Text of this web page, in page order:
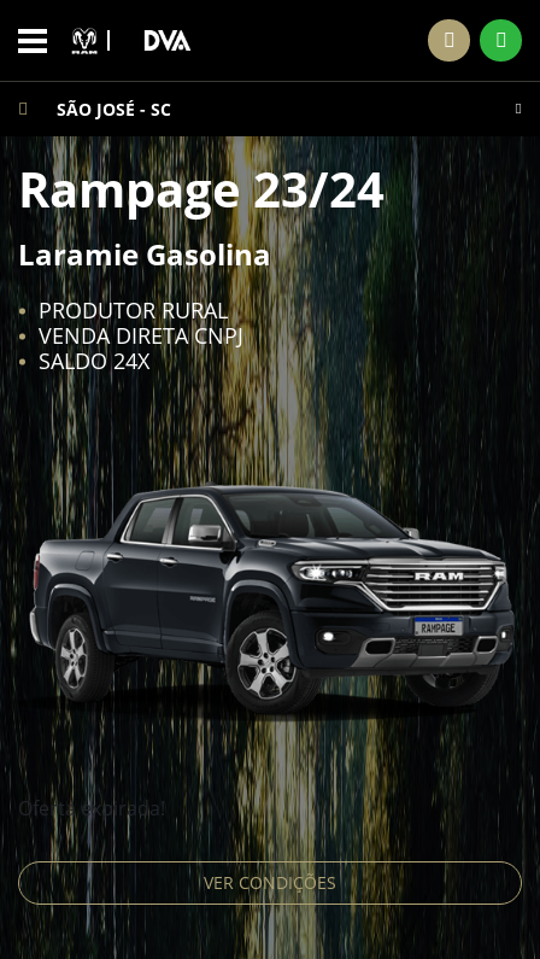
SÃO JOSÉ - SC
Rampage 23/24
Laramie Gasolina
Oferta expirada!
PRODUTOR RURAL
VENDA DIRETA CNPJ
SALDO 24X
VER CONDIÇÕES